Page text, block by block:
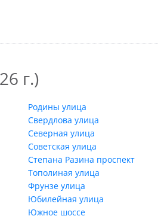
г.)
Родины улица
Свердлова улица
Северная улица
Советская улица
Степана Разина проспект
Тополиная улица
Фрунзе улица
Юбилейная улица
Южное шоссе